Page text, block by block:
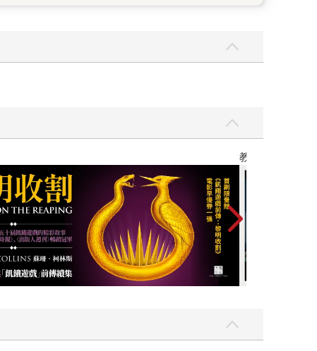
之間，從未相遇已然認識，對於某種生命質地
面展開新的篇章。 也就是為了這樣的時刻，編
世界上最透明